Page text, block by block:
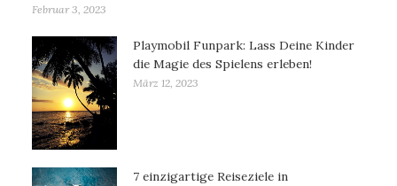
Februar 3, 2023
Playmobil Funpark: Lass Deine Kinder
die Magie des Spielens erleben!
März 12, 2023
7 einzigartige Reiseziele in